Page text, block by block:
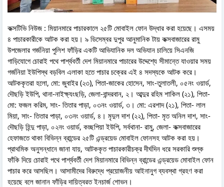
কক্সটিভি নিউজ : মিয়ানমারে পাচারকালে ২৫টি মোবাইল ফোন উদ্ধার করা হয়েছে। এসময়
৪ পাচারকারীকে আটক করা হয়। ৯ ডিসেম্বর দুপুর আনুমানিক টায় কক্সবাজারের রামু
উপজেলার গর্জনিয়া পুলিশ ফাঁড়ির একটি আভিযানিক দল অভিযান চালিয়ে সিএনজি
গাড়িযোগে চোরাই পথে পার্শ্ববর্তী দেশ মিয়ানমারে পাচারের উদ্দেশ্যে সীমান্তে যাওয়ার সময়
গর্জনিয়া ইউপিস্থ বড়বিল এলাকা হতে পাচার চক্রের এই ৪ সদস্যকে আটক করে।
আটককৃতরা হলো, মো: জুবাইর (২৩), পিতা-জাকের হোসেন, সাং-তুলাতলী, ০৫নং ওয়ার্ড,
দৌছড়ি ইউপি, থানা-নাইক্ষ্যংছড়ি, জেলা-বান্দরবান, ২। আব্দুর রহিম শাকিল (২১), পিতা-
মো: ফজল করিম, সাং- তিতার পাড়া, ০৩নং ওয়ার্ড, ৩। মো: এরশাদ (২১), পিতা- লাল
মিয়া, সাং- তিতার পাড়া, ০৩নং ওয়ার্ড, ৪। মৃদুল দাশ (২২), পিতা- মৃত অনিল দাশ, সাং-
দৌছড়ি হিন্দু পাড়া, ০২নং ওয়ার্ড, কচ্ছপিয়া ইউপি, সর্বথানা- রামু, জেলা- কক্সবাজারের
হেফাজতে থাকা বিভিন্ন ব্রান্ডের ২৫টি এন্ড্রয়েড মোবাইল ফোনসহ আটক করা হয়।
প্রাথমিক অনুসন্ধানে জানা যায়, ‍আটককৃত পাচারকারীচক্র দীর্ঘদিন ধরে সরকারি শুল্ক
ফাঁকি দিয়ে চোরাই পথে পার্শ্ববর্তী দেশ মিয়ানমারে বিভিন্ন ব্রান্ডের এন্ড্রয়েড মোবাইল ফোন
পাচার করে আসছিল। আসামীদের বিরুদ্ধে প্রয়োজনীয় আইনানুগ ব্যবস্থা গ্রহণ করা
হয়েছে বলে জানান ফাঁড়ির দায়িত্বরত ইনচার্জ শোভন।